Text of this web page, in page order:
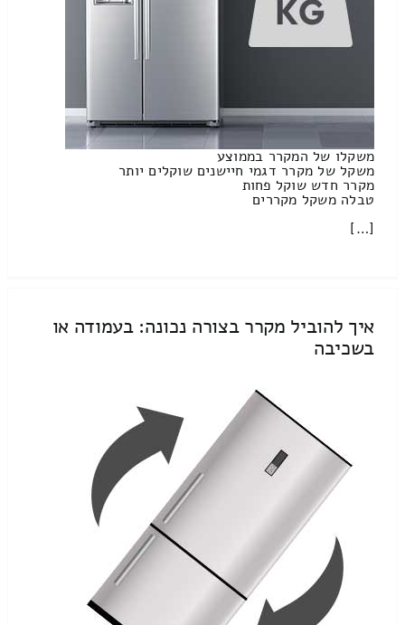
משקלו של המקרר בממוצע
משקל של מקרר דגמי חיישנים שוקלים יותר
מקרר חדש שוקל פחות
טבלה משקל מקררים
[…]
איך להוביל מקרר בצורה נכונה: בעמודה או
בשכיבה